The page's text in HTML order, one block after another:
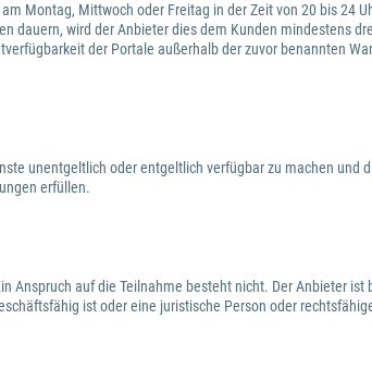
Montag, Mittwoch oder Freitag in der Zeit von 20 bis 24
dauern, wird der Anbieter dies dem Kunden mindestens
der Portale außerhalb der zuvor benannten
unentgeltlich oder entgeltlich verfügbar zu machen
erfüllen.
Anspruch auf die Teilnahme besteht nicht. Der Anbieter
ist oder eine juristische Person oder